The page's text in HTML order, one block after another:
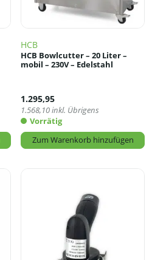
HCB
HCB Bowlcutter – 20 Liter –
mobil – 230V – Edelstahl
1.295,95
1.568,10inkl. Übrigens
Vorrätig
Zum Warenkorb hinzufügen